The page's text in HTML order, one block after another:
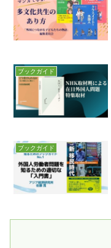
ブックガイド
ブックガイド